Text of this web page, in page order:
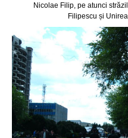
Nicolae Filip, pe atunci
Filipescu și